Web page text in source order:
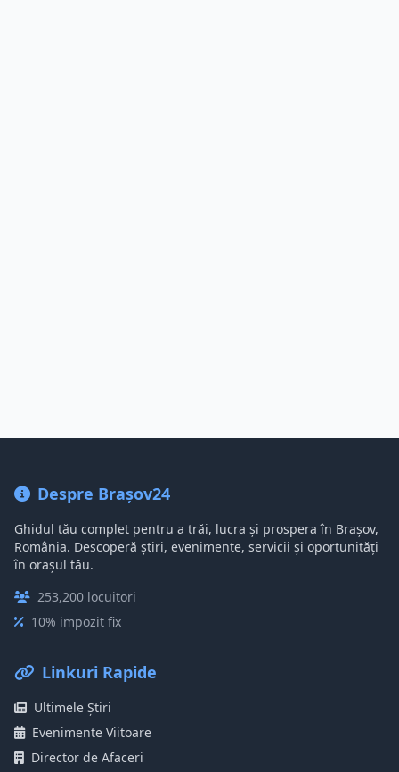
Despre Brașov24
Ghidul tău complet pentru a trăi, lucra și prospera în Brașov,
România. Descoperă știri, evenimente, servicii și oportunități
în orașul tău.
253,200 locuitori
10% impozit fix
Linkuri Rapide
Ultimele Știri
Evenimente Viitoare
Director de Afaceri